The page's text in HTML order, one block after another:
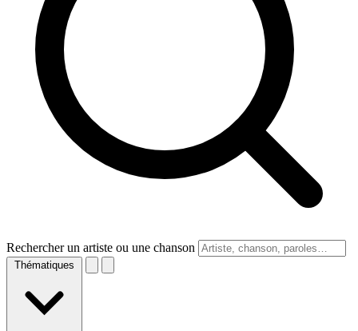
Rechercher un artiste ou une chanson
Thématiques